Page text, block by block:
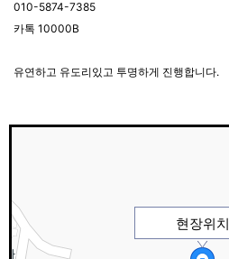
010-5874-7385
카톡 10000B
유연하고 유도리있고 투명하게 진행합니다.
현장위치